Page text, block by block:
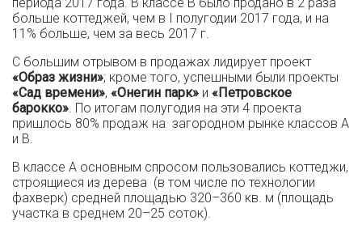
больше коттеджей, чем в I полугодии 2017 года, и на
11% больше, чем за весь 2017 г.
С большим отрывом в продажах лидирует проект
«Образ жизни»; кроме того, успешными были проекты
«Сад времени», «Онегин парк» и «Петровское
барокко». По итогам полугодия на эти 4 проекта
пришлось 80% продаж на загородном рынке классов А
и В.
В классе А основным спросом пользовались коттеджи,
строящиеся из дерева (в том числе по технологии
фахверк) средней площадью 320–360 кв. м (площадь
участка в среднем 20–25 соток).